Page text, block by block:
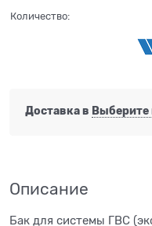
Количество:
Доставка в Выберите
Описание
Бак для системы ГВС